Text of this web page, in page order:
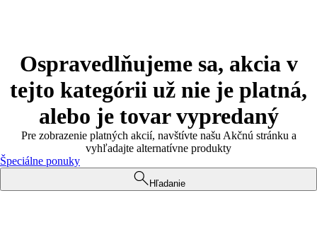
Ospravedlňujeme sa, akcia v
tejto kategórii už nie je platná,
alebo je tovar vypredaný
Pre zobrazenie platných akcií, navštívte našu Akčnú stránku a
vyhľadajte alternatívne produkty
Špeciálne ponuky
Hľadanie